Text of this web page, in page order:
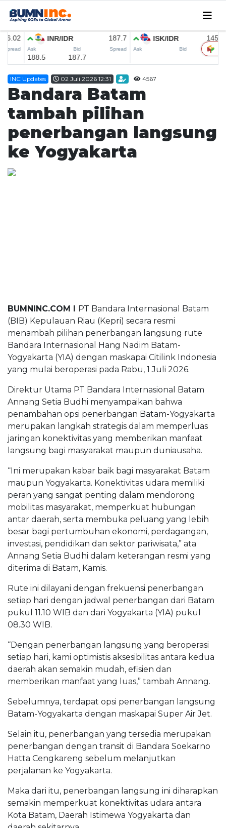
INC Updates 02 Juli 2026 12:31 4567
Bandara Batam
tambah pilihan
penerbangan langsung
ke Yogyakarta
BUMNINC.COM I
PT Bandara Internasional Batam
(BIB) Kepulauan Riau (Kepri) secara resmi
menambah pilihan penerbangan langsung rute
Bandara Internasional Hang Nadim Batam-
Yogyakarta (YIA) dengan maskapai Citilink Indonesia
yang mulai beroperasi pada Rabu, 1 Juli 2026.
Direktur Utama PT Bandara Internasional Batam
Annang Setia Budhi menyampaikan bahwa
penambahan opsi penerbangan Batam-Yogyakarta
merupakan langkah strategis dalam memperluas
jaringan konektivitas yang memberikan manfaat
langsung bagi masyarakat maupun duniausaha.
“Ini merupakan kabar baik bagi masyarakat Batam
maupun Yogyakarta. Konektivitas udara memiliki
peran yang sangat penting dalam mendorong
mobilitas masyarakat, memperkuat hubungan
antar daerah, serta membuka peluang yang lebih
besar bagi pertumbuhan ekonomi, perdagangan,
investasi, pendidikan dan sektor pariwisata,” ata
Annang Setia Budhi dalam keterangan resmi yang
diterima di Batam, Kamis.
Rute ini dilayani dengan frekuensi penerbangan
setiap hari dengan jadwal penerbangan dari Batam
pukul 11.10 WIB dan dari Yogyakarta (YIA) pukul
08.30 WIB.
“Dengan penerbangan langsung yang beroperasi
setiap hari, kami optimistis aksesibilitas antara kedua
daerah akan semakin mudah, efisien dan
memberikan manfaat yang luas,” tambah Annang.
Sebelumnya, terdapat opsi penerbangan langsung
Batam-Yogyakarta dengan maskapai Super Air Jet.
Selain itu, penerbangan yang tersedia merupakan
penerbangan dengan transit di Bandara Soekarno
Hatta Cengkareng sebelum melanjutkan
perjalanan ke Yogyakarta.
Maka dari itu, penerbangan langsung ini diharapkan
semakin memperkuat konektivitas udara antara
Kota Batam, Daerah Istimewa Yogyakarta dan
Home
Editorial
INC Updates
INFO MUDIK
Coorporate
CSER